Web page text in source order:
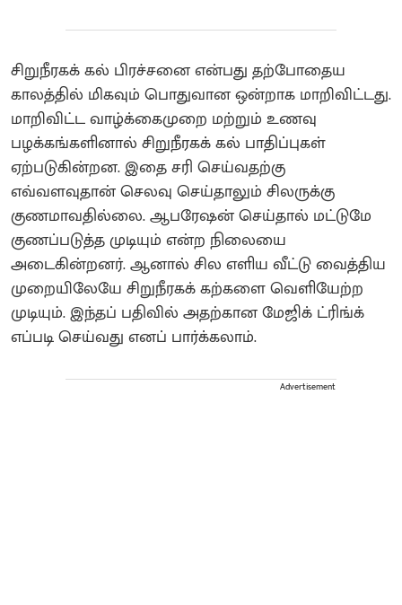
சிறுநீரகக் கல் பிரச்சனை என்பது தற்போதைய
காலத்தில் மிகவும் பொதுவான ஒன்றாக மாறிவிட்டது.
மாறிவிட்ட வாழ்க்கைமுறை மற்றும் உணவு
பழக்கங்களினால் சிறுநீரகக் கல் பாதிப்புகள்
ஏற்படுகின்றன. இதை சரி செய்வதற்கு
எவ்வளவுதான் செலவு செய்தாலும் சிலருக்கு
குணமாவதில்லை. ஆபரேஷன் செய்தால் மட்டுமே
குணப்படுத்த முடியும் என்ற நிலையை
அடைகின்றனர். ஆனால் சில எளிய வீட்டு வைத்திய
முறையிலேயே சிறுநீரகக் கற்களை வெளியேற்ற
முடியும். இந்தப் பதிவில் அதற்கான மேஜிக் ட்ரிங்க்
எப்படி செய்வது எனப் பார்க்கலாம்.
Advertisement